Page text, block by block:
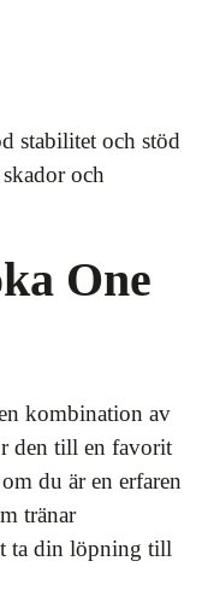
stabilitet och stöd
och
One
kombination av
den till en favorit
du är en erfaren
tränar
ta din löpning till